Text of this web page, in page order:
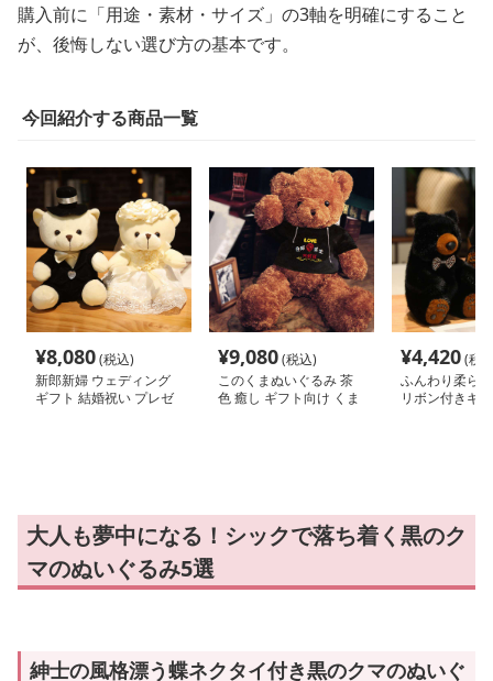
購入前に「用途・素材・サイズ」の3軸を明確にすること
が、後悔しない選び方の基本です。
今回紹介する商品一覧
¥8,080(税込)
新郎新婦 ウェディング
ギフト 結婚祝い プレゼ
¥9,080(税込)
このくまぬいぐるみ 茶
色 癒し ギフト向け くま
¥4,420(税
ふんわり柔ら
リボン付きギ
大人も夢中になる！シックで落ち着く黒のク
マのぬいぐるみ5選
紳士の風格漂う蝶ネクタイ付き黒のクマのぬいぐ